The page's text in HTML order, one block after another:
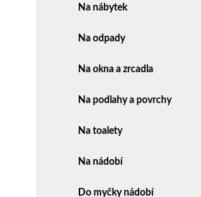
Na nábytek
Na odpady
Na okna a zrcadla
Na podlahy a povrchy
Na toalety
Na nádobí
Do myčky nádobí